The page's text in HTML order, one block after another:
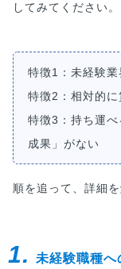
してみてください。
特徴1：未経験
特徴2：相対的
特徴3：持ち運
成果」がない
順を追って、詳細を
1. 未経験職種へ